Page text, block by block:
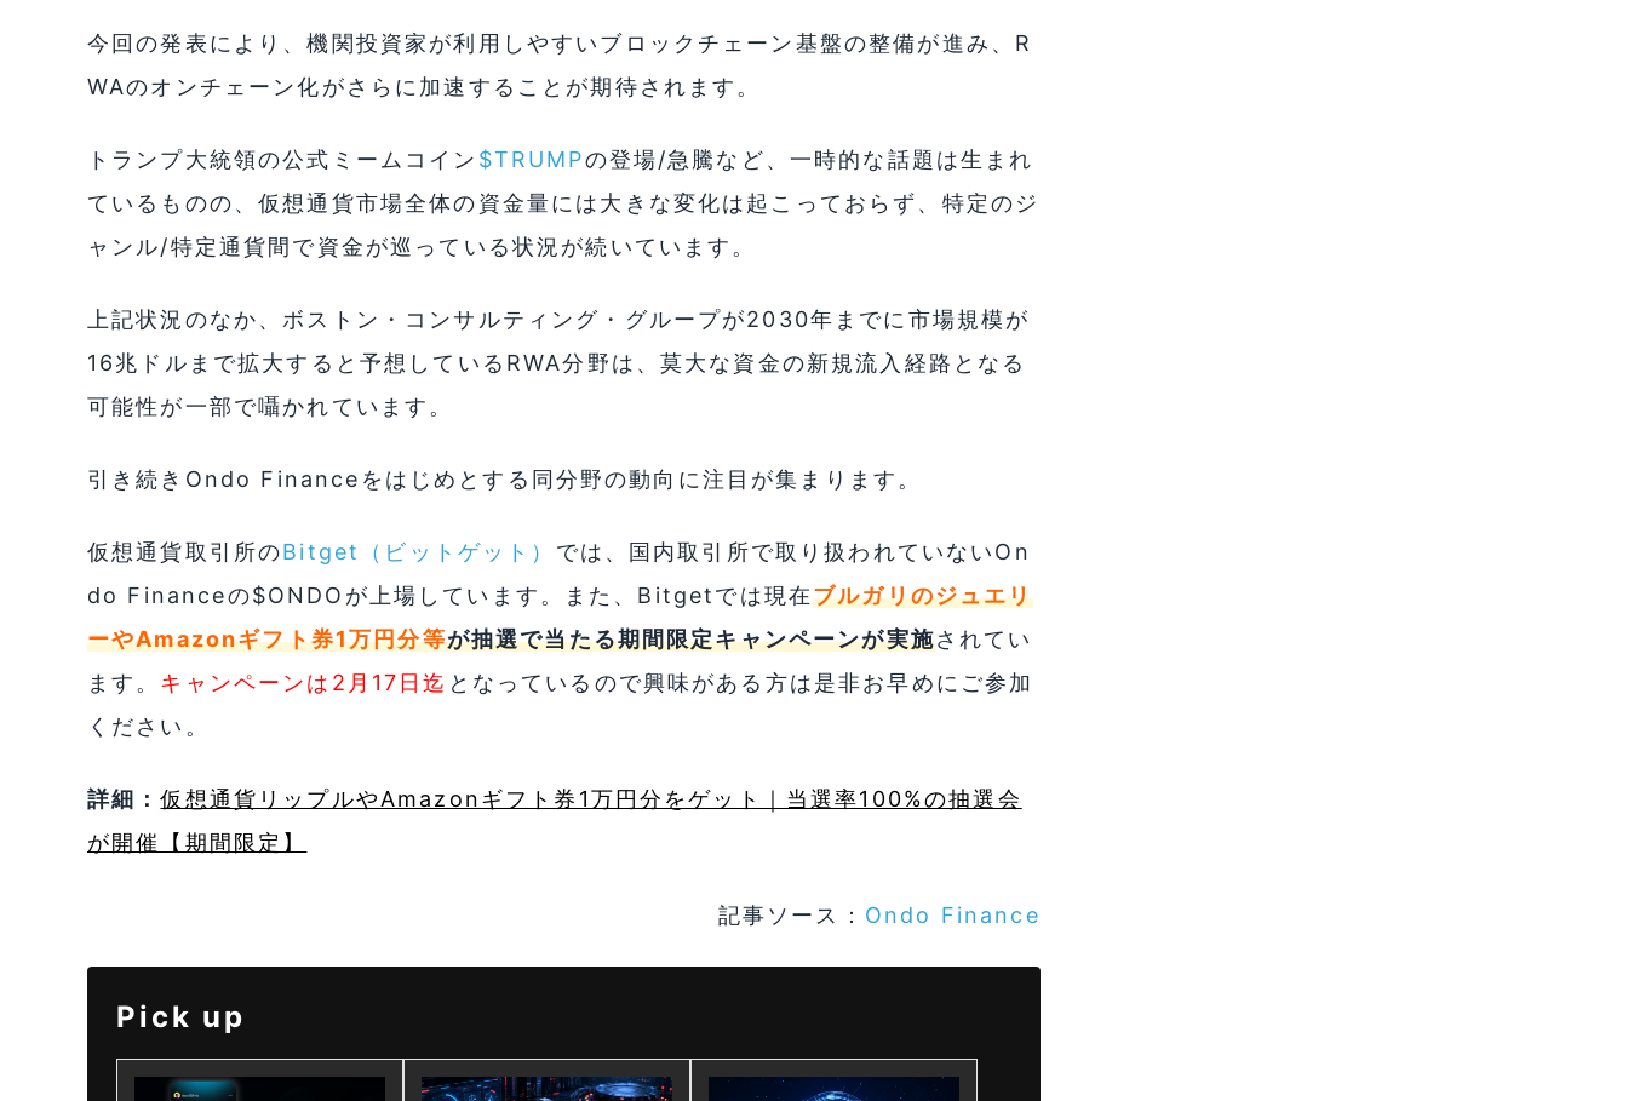
今回の発表により、機関投資家が利用しやすいブロックチェーン基盤の整備が進み、R
WAのオンチェーン化がさらに加速することが期待されます。
トランプ大統領の公式ミームコイン $TRUMPの登場/急騰など、一時的な話題は生まれ
ているものの、仮想通貨市場全体の資金量には大きな変化は起こっておらず、特定のジ
ャンル/特定通貨間で資金が巡っている状況が続いています。
上記状況のなか、ボストン・コンサルティング・グループが2030年までに市場規模が
16兆ドルまで拡大すると予想しているRWA分野は、莫大な資金の新規流入経路となる
可能性が一部で囁かれています。
引き続きOndo Financeをはじめとする同分野の動向に注目が集まります。
仮想通貨取引所のBitget（ビットゲット） では、国内取引所で取り扱われていないOn
do Financeの$ONDOが上場しています。また、Bitgetでは現在ブルガリのジュエリ
ーやAmazonギフト券1万円分等が抽選で当たる期間限定キャンペーンが実施されてい
ます。 キャンペーンは2月17日迄 となっているので興味がある方は是非お早めにご参加
ください。
詳細：仮想通貨リップルやAmazonギフト券1万円分をゲット｜当選率100%の抽選会
が開催【期間限定】
記事ソース： Ondo Finance
Pick up